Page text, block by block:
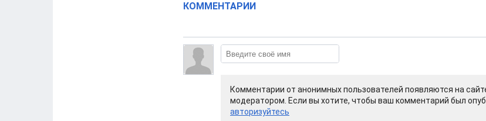
КОММЕНТАРИИ
Комментарии от анонимных пользователей появляются на
модератором. Если вы хотите, чтобы ваш комментарий был
авторизуйтесь